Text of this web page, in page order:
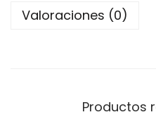
Valoraciones (0)
Productos